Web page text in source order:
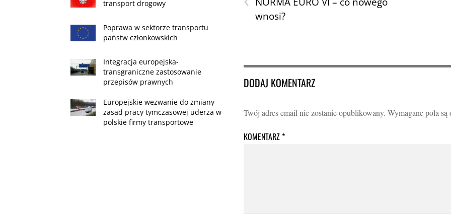
wnosi?
DODAJ KOMENTARZ
Twój adres email nie zostanie opublikowany. Wymagane pola są
KOMENTARZ*
transport drogowy
Poprawa w sektorze transportu
państw członkowskich
Integracja europejska-
transgraniczne zastosowanie
przepisów prawnych
Europejskie wezwanie do zmiany
zasad pracy tymczasowej uderza w
polskie firmy transportowe